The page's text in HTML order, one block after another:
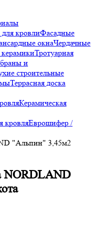
кровлиФасадные
окнаЧердачные
керамикиТротуарная
и
строительные
Террасная доска
Керамическая
кровляЕврошифер /
"Альпин" 3,45м2
NORDLAND